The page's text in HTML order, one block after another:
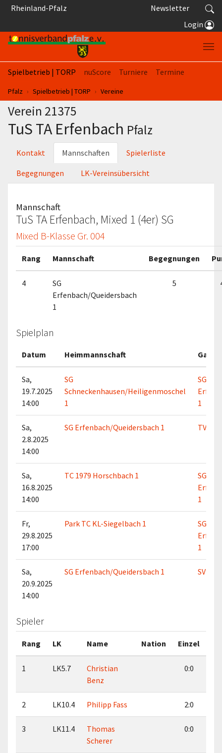
Springe zum Seiteninhalt
Rheinland-Pfalz
Newsletter
Login
Spielbetrieb | TORP nuScore Turniere
Termine
Sie sind hier:
Pfalz Spielbetrieb | TORP Vereine
Verein 21375
TuS TA Erfenbach Pfalz
Kontakt Mannschaften Spielerliste
Begegnungen LK-Vereinsübersicht
Mannschaft
TuS TA Erfenbach, Mixed 1 (4er) SG
Mixed B-Klasse Gr. 004
Rang Mannschaft Begegnungen
4
SG
Erfenbach/Queidersbach
1
5
Spielplan
Datum Heimmannschaft
Sa,
19.7.2025
14:00
SG
Schneckenhausen/Heiligenmoschel
1
SG
1
Sa,
2.8.2025
14:00
SG Erfenbach/Queidersbach 1 TV 81
Sa,
16.8.2025
14:00
TC 1979 Horschbach 1
SG
1
Fr,
29.8.2025
17:00
Park TC KL-Siegelbach 1
SG
1
Sa,
20.9.2025
14:00
SG Erfenbach/Queidersbach 1 SV
Spieler
Rang LK Name Nation Einzel
1 LK5.7
Christian
Benz
0:0
2 LK10.4 Philipp Fass 2:0
3 LK11.4
Thomas
Scherer
0:0